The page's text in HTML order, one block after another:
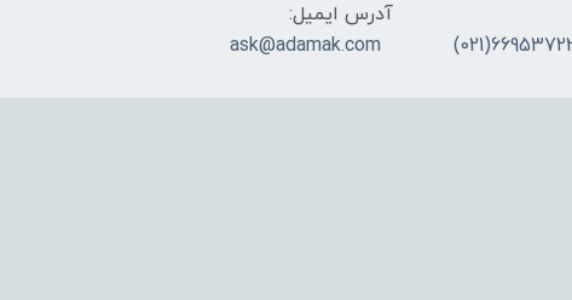
آدرس ایمیل:
ask@adamak.com